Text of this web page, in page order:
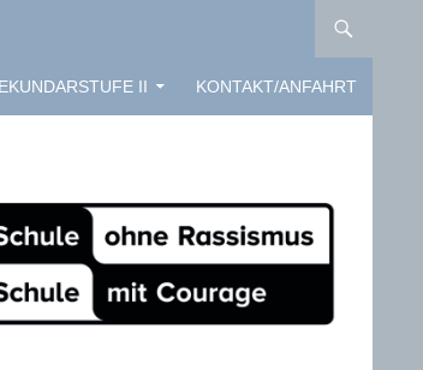
II KONTAKT/ANFAHRT